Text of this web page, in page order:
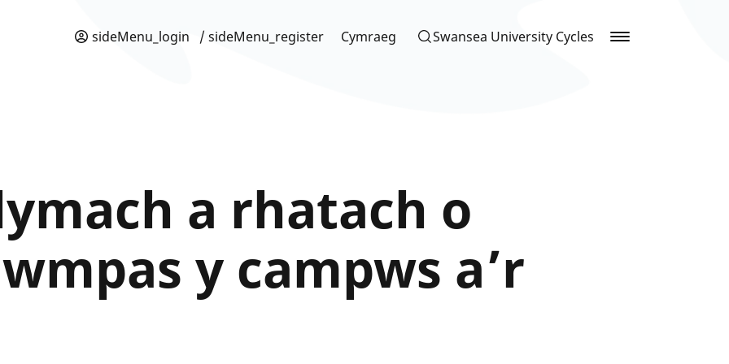
sideMenu_login / sideMenu_register Cymraeg Swansea University Cycles
a rhatach o
y campws a’r